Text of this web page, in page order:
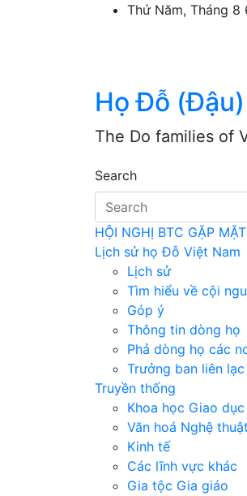
Thứ Năm, Tháng 8
Họ Đỗ
The Do families of
Search
HỘI NGHỊ BTC GẶP
Lịch sử họ Đỗ Việt Nam
Lịch sử
Tìm hiểu về cội
Góp ý
Thông tin dòng họ
Phả dòng họ các
Trưởng ban liên
Truyền thống
Khoa học Giao dục
Văn hoá Nghệ thuật
Kinh tế
Các lĩnh vực khác
Gia tộc Gia giáo